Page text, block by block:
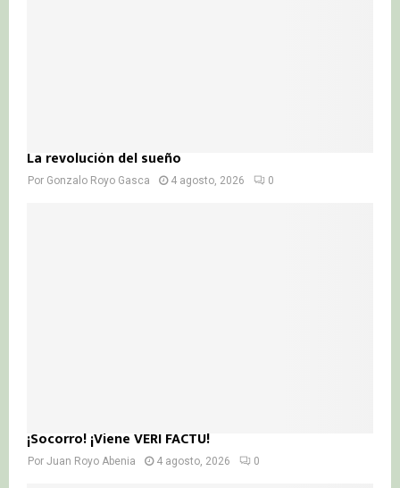
La revolución del sueño
Por Gonzalo Royo Gasca 4 agosto, 2026 0
¡Socorro! ¡Viene VERI FACTU!
Por Juan Royo Abenia 4 agosto, 2026 0